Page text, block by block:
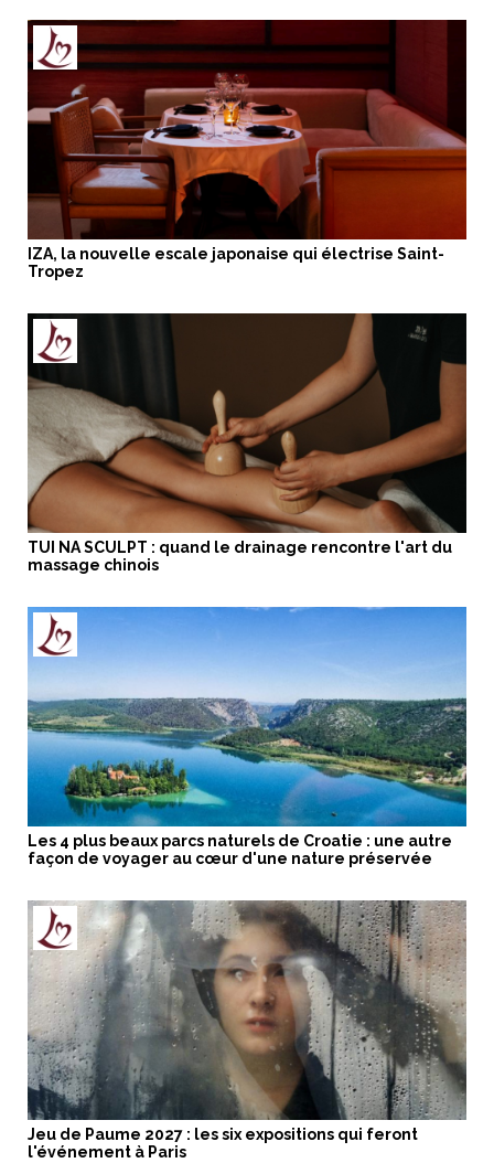
IZA, la nouvelle escale japonaise qui électrise Saint-
Tropez
TUI NA SCULPT : quand le drainage rencontre l'art du
massage chinois
Les 4 plus beaux parcs naturels de Croatie : une autre
façon de voyager au cœur d'une nature préservée
Jeu de Paume 2027 : les six expositions qui feront
l'événement à Paris